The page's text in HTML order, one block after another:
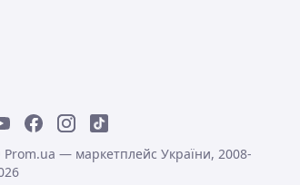
— маркетплейс України, 2008-